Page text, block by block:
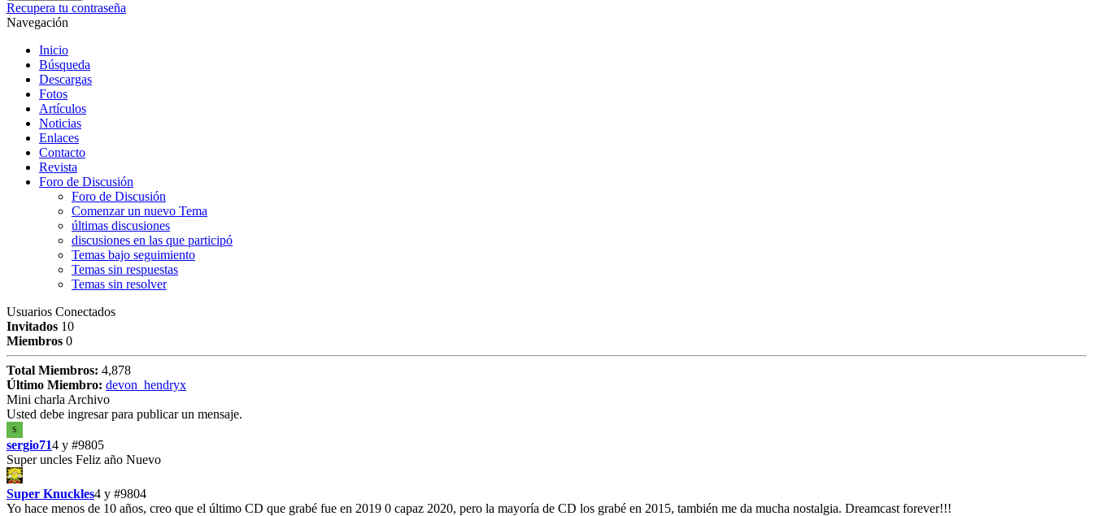
Recupera tu contraseña
Navegación
Inicio
Búsqueda
Descargas
Fotos
Artículos
Noticias
Enlaces
Contacto
Revista
Foro de Discusión
Foro de Discusión
Comenzar un nuevo Tema
últimas discusiones
discusiones en las que participó
Temas bajo seguimiento
Temas sin respuestas
Temas sin resolver
Usuarios Conectados
Invitados 10
Miembros 0
Total Miembros: 4,878
Último Miembro: devon_hendryx
Mini charla Archivo
Usted debe ingresar para publicar un mensaje.
S
sergio714 y #9805
Super uncles Feliz año Nuevo
Super Knuckles4 y #9804
Yo hace menos de 10 años, creo que el último CD que grabé fue en 2019 0 capaz 2020, pero la mayoría de CD los grabé en 2015, también me da mucha nostalgia. Dreamcast forever!!!